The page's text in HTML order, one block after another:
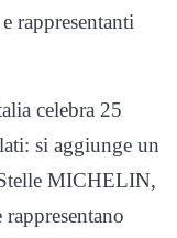
rappresentanti
celebra 25
si aggiunge un
MICHELIN,